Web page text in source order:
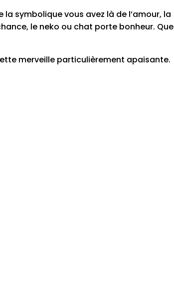
la symbolique vous avez là de l’amour, la
le neko ou chat porte bonheur. Que
merveille particulièrement apaisante.